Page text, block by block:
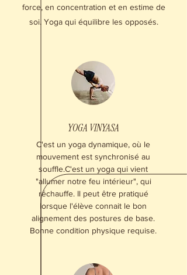
force, en concentration et en estime de
soi. Yoga qui équilibre les opposés.
C'est un yoga dynamique, où le
mouvement est synchronisé au
souffle.C'est un yoga qui vient
"allumer notre feu intérieur", qui
réchauffe. Il peut être pratiqué
lorsque l'élève connait le bon
alignement des postures de base.
Bonne condition physique requise.
YOGA VINYASA